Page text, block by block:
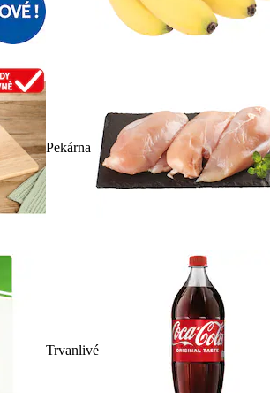
Pekárna
Trvanlivé